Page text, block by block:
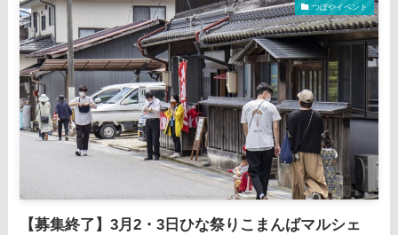
つぼやイベント
【募集終了】3月2・3日ひな祭りこまんばマルシェ